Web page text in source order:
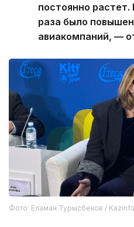
постоянно
раза было
авиакомпаний, —
Фото: Еламан Турысбеков /